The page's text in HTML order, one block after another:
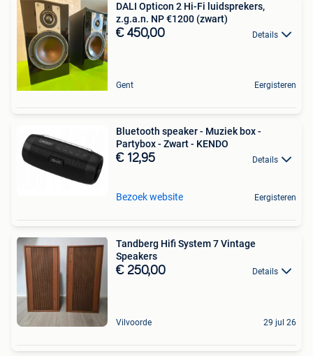
DALI Opticon 2 Hi-Fi luidsprekers,
z.g.a.n. NP €1200 (zwart)
€ 450,00 Details
Gent Eergisteren
Bluetooth speaker - Muziek box -
Partybox - Zwart - KENDO
€ 12,95 Details
Bezoek website Eergisteren
Tandberg Hifi System 7 Vintage
Speakers
€ 250,00 Details
Vilvoorde 29 jul 26